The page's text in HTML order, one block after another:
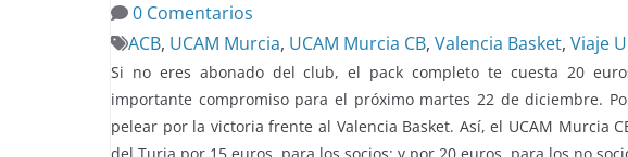
0 Comentarios
ACB, UCAM Murcia, UCAM Murcia CB, Valencia Basket, Viaje
Si no eres abonado del club, el pack completo te cuesta 20
importante compromiso para el próximo martes 22 de diciembre.
pelear por la victoria frente al Valencia Basket. Así, el UCAM Murcia